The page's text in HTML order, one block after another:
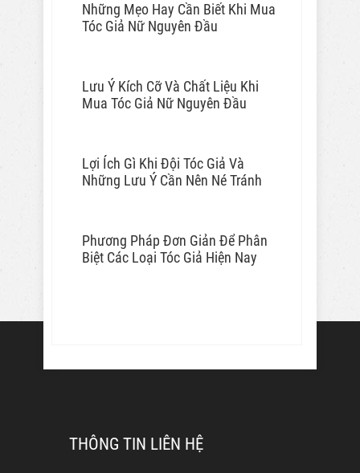
Những Mẹo Hay Cần Biết Khi Mua
Tóc Giả Nữ Nguyên Đầu
Lưu Ý Kích Cỡ Và Chất Liệu Khi
Mua Tóc Giả Nữ Nguyên Đầu
Lợi Ích Gì Khi Đội Tóc Giả Và
Những Lưu Ý Cần Nên Né Tránh
Phương Pháp Đơn Giản Để Phân
Biệt Các Loại Tóc Giả Hiện Nay
THÔNG TIN LIÊN HỆ